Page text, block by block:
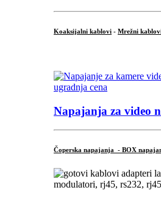
Koaksijalni kablovi - Mrežni
Napajanja za video
Čoperska napajanja - BOX